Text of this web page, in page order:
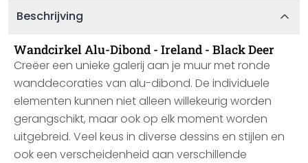
Beschrijving
Wandcirkel Alu-Dibond - Ireland - Black Deer
Creëer een unieke galerij aan je muur met ronde
wanddecoraties van alu-dibond. De individuele
elementen kunnen niet alleen willekeurig worden
gerangschikt, maar ook op elk moment worden
uitgebreid. Veel keus in diverse dessins en stijlen en
ook een verscheidenheid aan verschillende